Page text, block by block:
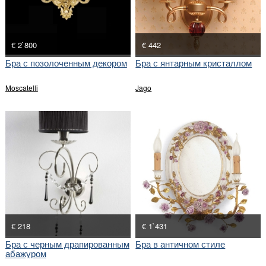
€ 2`800
Бра с позолоченным декором
Moscatelli
€ 442
Бра с янтарным кристаллом
Jago
€ 218
Бра с черным драпированным
абажуром
€ 1`431
Бра в античном стиле